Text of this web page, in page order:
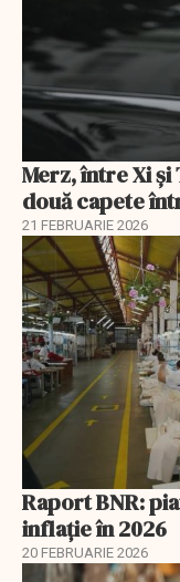
Merz, între Xi și
două capete
21 FEBRUARIE 2026
Raport BNR:
inflație în 2026
20 FEBRUARIE 2026